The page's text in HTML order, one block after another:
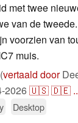
met twee
van de
voorzien van
muis.
vertaald door
2026🇺🇸🇩🇪
Desktop